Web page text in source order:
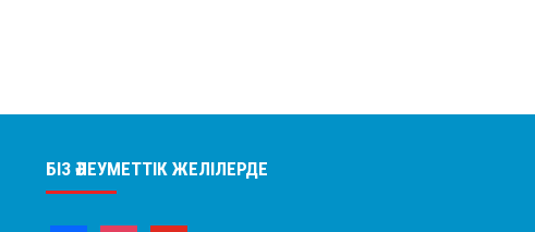
БІЗ ӘЛЕУМЕТТІК ЖЕЛІЛЕРДЕ